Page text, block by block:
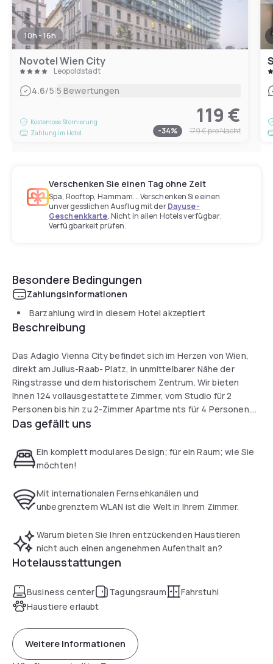
10h - 16h
Novotel Wien City
Leopoldstadt
4.6/5|5 Bewertungen
Kostenlose Stornierung
Zahlung im Hotel
119 €
-34% 179 €pro Nacht
Verschenken Sie einen Tag ohne Zeit
Spa, Rooftop, Hammam... Verschenken Sie einen
unvergesslichen Ausflug mit derDayuse-
Geschenkkarte. Nicht in allen Hotels verfügbar.
Verfügbarkeit prüfen.
Besondere Bedingungen
Zahlungsinformationen
Barzahlung wird in diesem Hotel akzeptiert
Beschreibung
Das Adagio Vienna City befindet sich im Herzen von Wien,
direkt am Julius-Raab- Platz, in unmittelbarer Nähe der
Ringstrasse und dem historischem Zentrum. Wir bieten
Ihnen 124 vollausgestattete Zimmer, vom Studio für 2
Personen bis hin zu 2-Zimmer Apartme nts für 4 Personen.
Eingebettet im ''Stubenviertel'', mit seinen einmaligen
Hinterhöfen ist es der ideale Aufenthaltsort für eine
Geschäftsreise oder ein langes erholsames Wochenende.
Das gefällt uns
Ein komplett modulares Design; für ein Raum; wie Sie
möchten!
Mit internationalen Fernsehkanälen und
unbegrenztem WLAN ist die Welt in Ihrem Zimmer.
Warum bieten Sie Ihren entzückenden Haustieren
nicht auch einen angenehmen Aufenthalt an?
Hotelausstattungen
Business center Tagungsraum
Fahrstuhl
Haustiere erlaubt
Weitere Informationen